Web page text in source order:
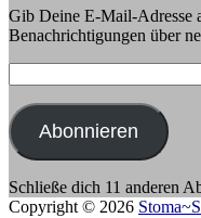
Gib Deine E-Mail-Adresse
Benachrichtigungen über
Mail-
Adresse:
Abonnieren
Schließe dich 11 anderen
Copyright © 2026